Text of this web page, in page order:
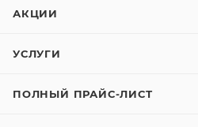
АКЦИИ
УСЛУГИ
ПОЛНЫЙ ПРАЙС-ЛИСТ